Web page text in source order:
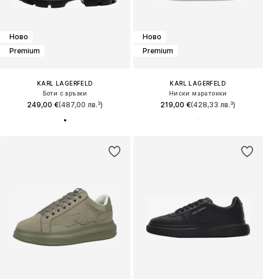
Ново
Premium
KARL LAGERFELD
Боти с връзки
249,00 €(487,00 лв.³)
Ново
Premium
KARL LAGERFELD
Ниски маратонки
219,00 €(428,33 лв.³)